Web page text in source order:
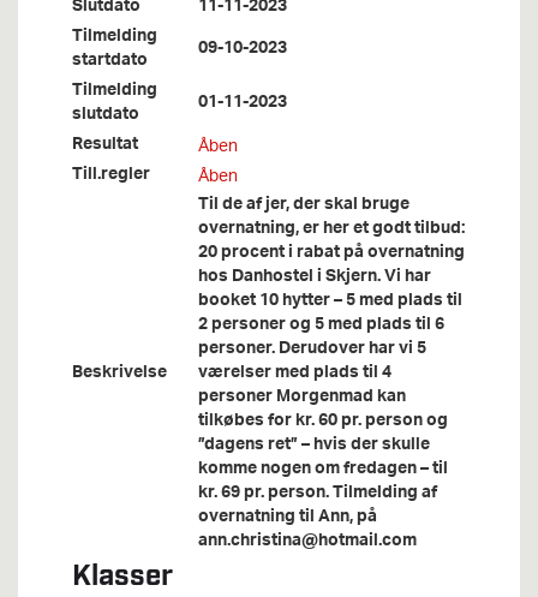
Tilmelding
startdato
09-10-2023
Tilmelding
slutdato
01-11-2023
Resultat
Åben
Till.regler Åben
Beskrivelse
Til de af jer, der skal bruge
overnatning, er her et godt tilbud:
20 procent i rabat på overnatning
hos Danhostel i Skjern. Vi har
booket 10 hytter – 5 med plads til
2 personer og 5 med plads til 6
personer. Derudover har vi 5
værelser med plads til 4
personer Morgenmad kan
tilkøbes for kr. 60 pr. person og
”dagens ret” – hvis der skulle
komme nogen om fredagen – til
kr. 69 pr. person. Tilmelding af
overnatning til Ann, på
ann.christina@hotmail.com
Klasser